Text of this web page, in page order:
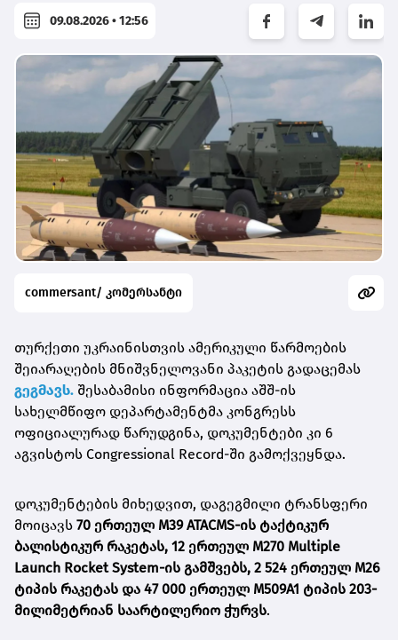
09.08.2026 • 12:56
commersant/ კომერსანტი
თურქეთი უკრაინისთვის ამერიკული წარმოების
შეიარაღების მნიშვნელოვანი პაკეტის გადაცემას
გეგმავს. შესაბამისი ინფორმაცია აშშ-ის
სახელმწიფო დეპარტამენტმა კონგრესს
ოფიციალურად წარუდგინა, დოკუმენტები კი 6
აგვისტოს Congressional Record-ში გამოქვეყნდა.
დოკუმენტების მიხედვით, დაგეგმილი ტრანსფერი
მოიცავს 70 ერთეულ M39 ATACMS-ის ტაქტიკურ
ბალისტიკურ რაკეტას, 12 ერთეულ M270 Multiple
Launch Rocket System-ის გამშვებს, 2 524 ერთეულ M26
ტიპის რაკეტას და 47 000 ერთეულ M509A1 ტიპის 203-
მილიმეტრიან საარტილერიო ჭურვს.